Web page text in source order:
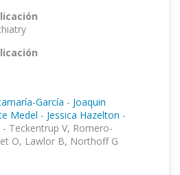
García - Joaquin
Medel - Jessica Hazelton -
- Teckentrup V, Romero-
O, Lawlor B, Northoff G